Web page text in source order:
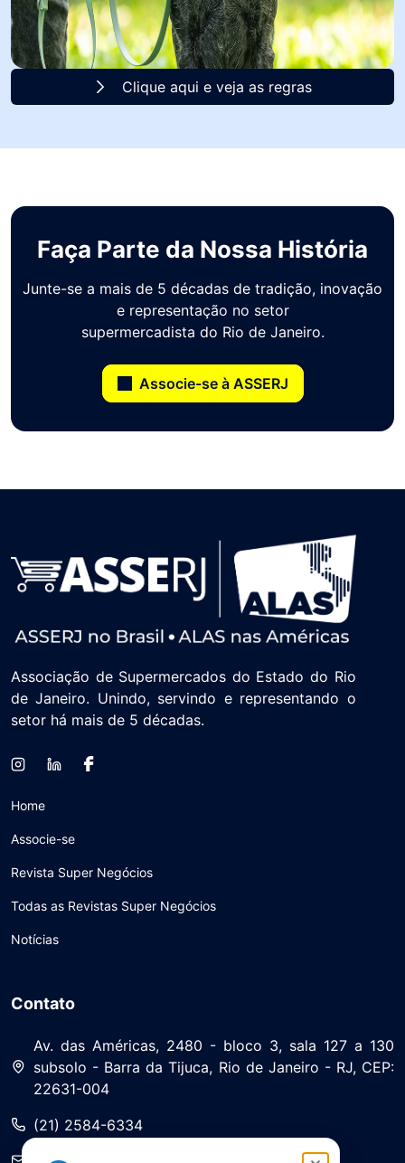
Clique aqui e veja as regras
Faça Parte da Nossa História
Junte-se a mais de 5 décadas de tradição, inovação
e representação no setor
supermercadista do Rio de Janeiro.
Associe-se à ASSERJ
Associação de Supermercados do Estado do Rio
de Janeiro. Unindo, servindo e representando o
setor há mais de 5 décadas.
Home
Associe-se
Revista Super Negócios
Todas as Revistas Super Negócios
Notícias
Contato
Av. das Américas, 2480 - bloco 3, sala 127 a 130
subsolo - Barra da Tijuca, Rio de Janeiro - RJ, CEP:
22631-004
(21) 2584-6334